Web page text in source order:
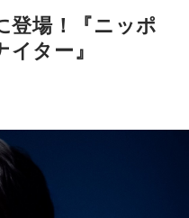
program/27400
JFN Pods」ではスペシャ
あるものを握りしめてい
ものを1つ選んでくださ
登場！『ニッポ
ター』